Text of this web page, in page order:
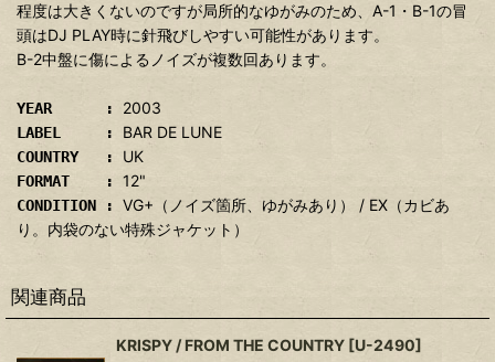
程度は大きくないのですが局所的なゆがみのため、A-1・B-1の冒
頭はDJ PLAY時に針飛びしやすい可能性があります。
B-2中盤に傷によるノイズが複数回あります。
YEAR : 2003
LABEL : BAR DE LUNE
COUNTRY : UK
FORMAT : 12"
CONDITION : VG+（ノイズ箇所、ゆがみあり） / EX（カビあ
り。内袋のない特殊ジャケット）
関連商品
KRISPY / FROM THE COUNTRY [U-2490]